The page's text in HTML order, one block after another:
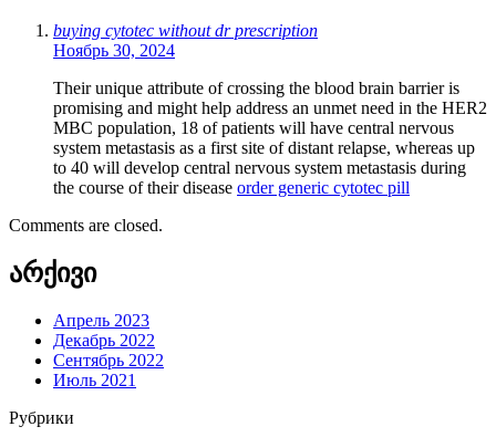
buying cytotec without dr prescription
Ноябрь 30, 2024
Their unique attribute of crossing the blood brain barrier is
promising and might help address an unmet need in the HER2
MBC population, 18 of patients will have central nervous
system metastasis as a first site of distant relapse, whereas up
to 40 will develop central nervous system metastasis during
the course of their disease order generic cytotec pill
Comments are closed.
არქივი
Апрель 2023
Декабрь 2022
Сентябрь 2022
Июль 2021
Рубрики